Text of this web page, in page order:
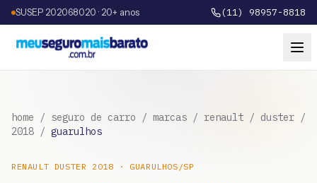
SUSEP 202068020 · 20+ anos (11) 98957-8818
home / seguro de carro / marcas / renault / duster /
2018 / guarulhos
RENAULT DUSTER 2018 · GUARULHOS /SP